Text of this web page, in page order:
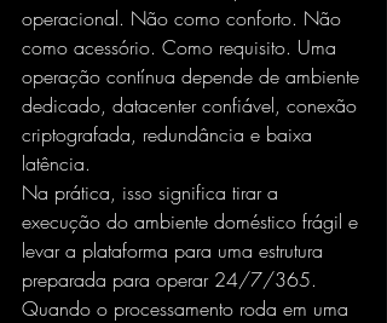
operacional. Não como conforto. Não
como acessório. Como requisito. Uma
operação contínua depende de ambiente
dedicado, datacenter confiável, conexão
criptografada, redundância e baixa
latência.
Na prática, isso significa tirar a
execução do ambiente doméstico frágil e
levar a plataforma para uma estrutura
preparada para operar 24/7/365.
Quando o processamento roda em uma